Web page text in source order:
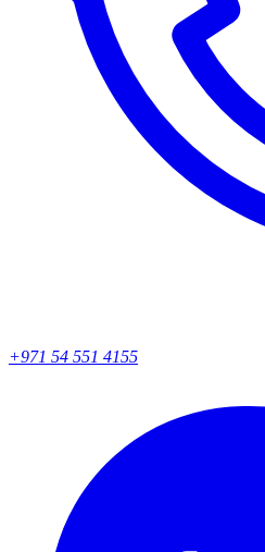
+971 54 551 4155